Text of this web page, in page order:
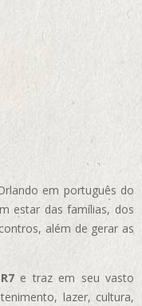
em português do
estar das famílias, dos
além de gerar as
R7e traz em seu vasto
lazer, cultura,